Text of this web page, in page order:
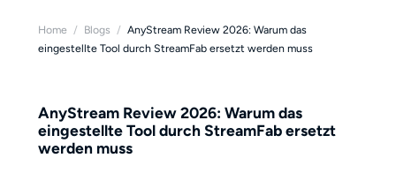
Home / Blogs / AnyStream Review 2026: Warum das
eingestellte Tool durch StreamFab ersetzt werden muss
AnyStream Review 2026: Warum das
eingestellte Tool durch StreamFab ersetzt
werden muss